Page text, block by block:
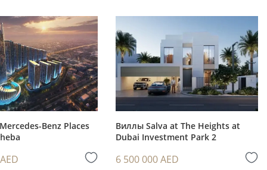
Benz Places
Виллы Salva at The Heights at
Dubai Investment Park 2
6 500 000 AED